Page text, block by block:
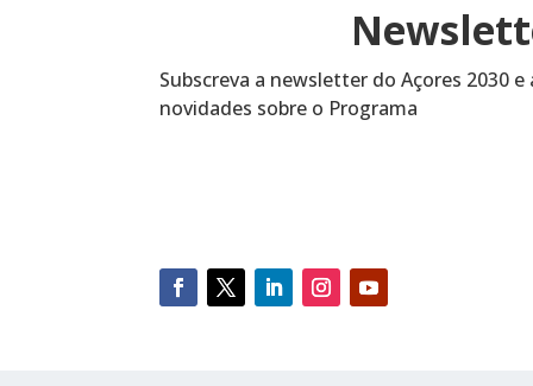
Subscreva a newsletter do Açores 2030
novidades sobre o Programa